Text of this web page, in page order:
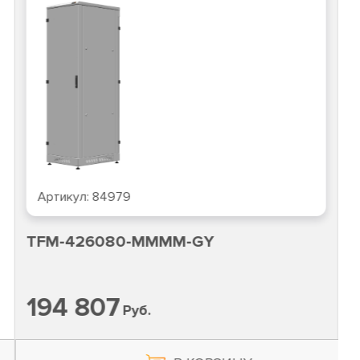
Артикул: 84979
TFM-426080-MMMM-GY
194 807Руб.